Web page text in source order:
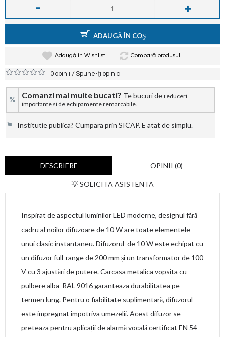
- +
ADAUGĂ ÎN COŞ
Adaugă in Wishlist Compară produsul
0 opinii /Spune-ţi opinia
% Comanzi mai multe bucati? Te bucuri de reduceri
importante si de echipamente remarcabile.
⚑ Institutie publica? Cumpara prin SICAP. E atat de simplu.
DESCRIERE OPINII (0)
💡 SOLICITA ASISTENTA
Inspirat de aspectul luminilor LED moderne, designul fără
cadru al noilor difuzoare de 10 W are toate elementele
unui clasic instantaneu. Difuzorul de 10 W este echipat cu
un difuzor full-range de 200 mm și un transformator de 100
V cu 3 ajustări de putere. Carcasa metalica vopsita cu
pulbere alba RAL 9016 garanteaza durabilitatea pe
termen lung. Pentru o fiabilitate suplimentară, difuzorul
este impregnat împotriva umezelii. Acest difuzor se
preteaza pentru aplicații de alarmă vocală certificat EN 54-